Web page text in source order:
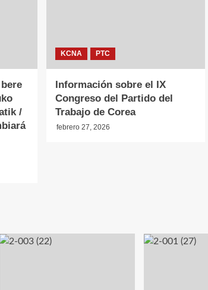
/
KCNA PTC
Información sobre el IX
Congreso del Partido del
Trabajo de Corea
febrero 27, 2026